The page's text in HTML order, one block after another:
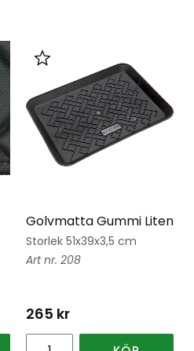
Golvmatta Gummi Liten
Storlek 51x39x3,5 cm
208
265 kr
Lägg till i favoriter